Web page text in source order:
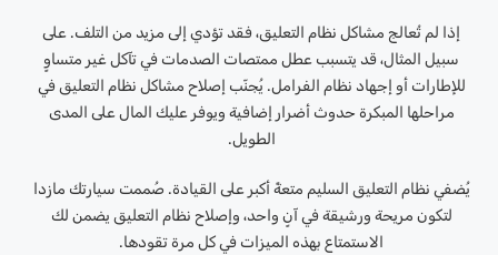
إذا لم تُعالج مشاكل نظام التعليق، فقد تؤدي إلى مزيد من التلف. على
سبيل المثال، قد يتسبب عطل ممتصات الصدمات في تآكل غير متساوٍ
للإطارات أو إجهاد نظام الفرامل. يُجنّب إصلاح مشاكل نظام التعليق في
مراحلها المبكرة حدوث أضرار إضافية ويوفر عليك المال على المدى
الطويل.
يُضفي نظام التعليق السليم متعةً أكبر على القيادة. صُممت سيارتك مازدا
لتكون مريحة ورشيقة في آنٍ واحد، وإصلاح نظام التعليق يضمن لك
الاستمتاع بهذه الميزات في كل مرة تقودها.